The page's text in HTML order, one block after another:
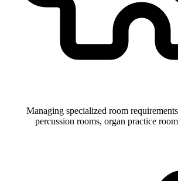
Managing specialized room
percussion rooms, organ practice